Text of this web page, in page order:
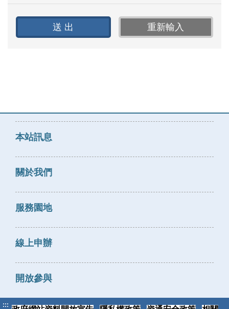
送 出 重新輸入
本站訊息
關於我們
服務園地
線上申辦
開放參與
:::